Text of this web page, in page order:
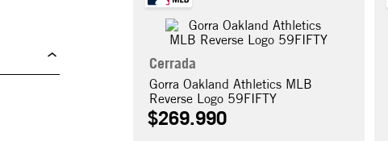
Cerrada
Gorra Oakland Athletics MLB
Reverse Logo 59FIFTY
$269.990